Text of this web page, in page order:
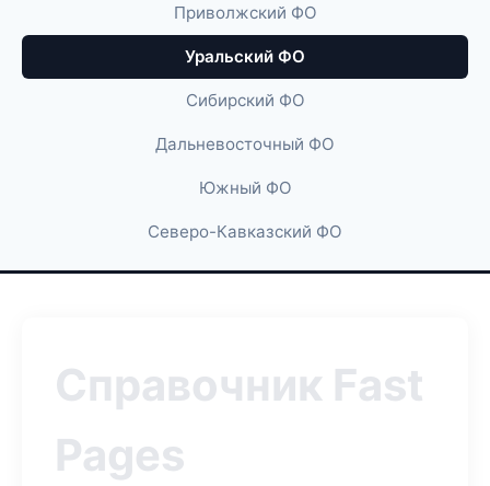
Приволжский ФО
Уральский ФО
Сибирский ФО
Дальневосточный ФО
Южный ФО
Северо-Кавказский ФО
Справочник Fast
Pages